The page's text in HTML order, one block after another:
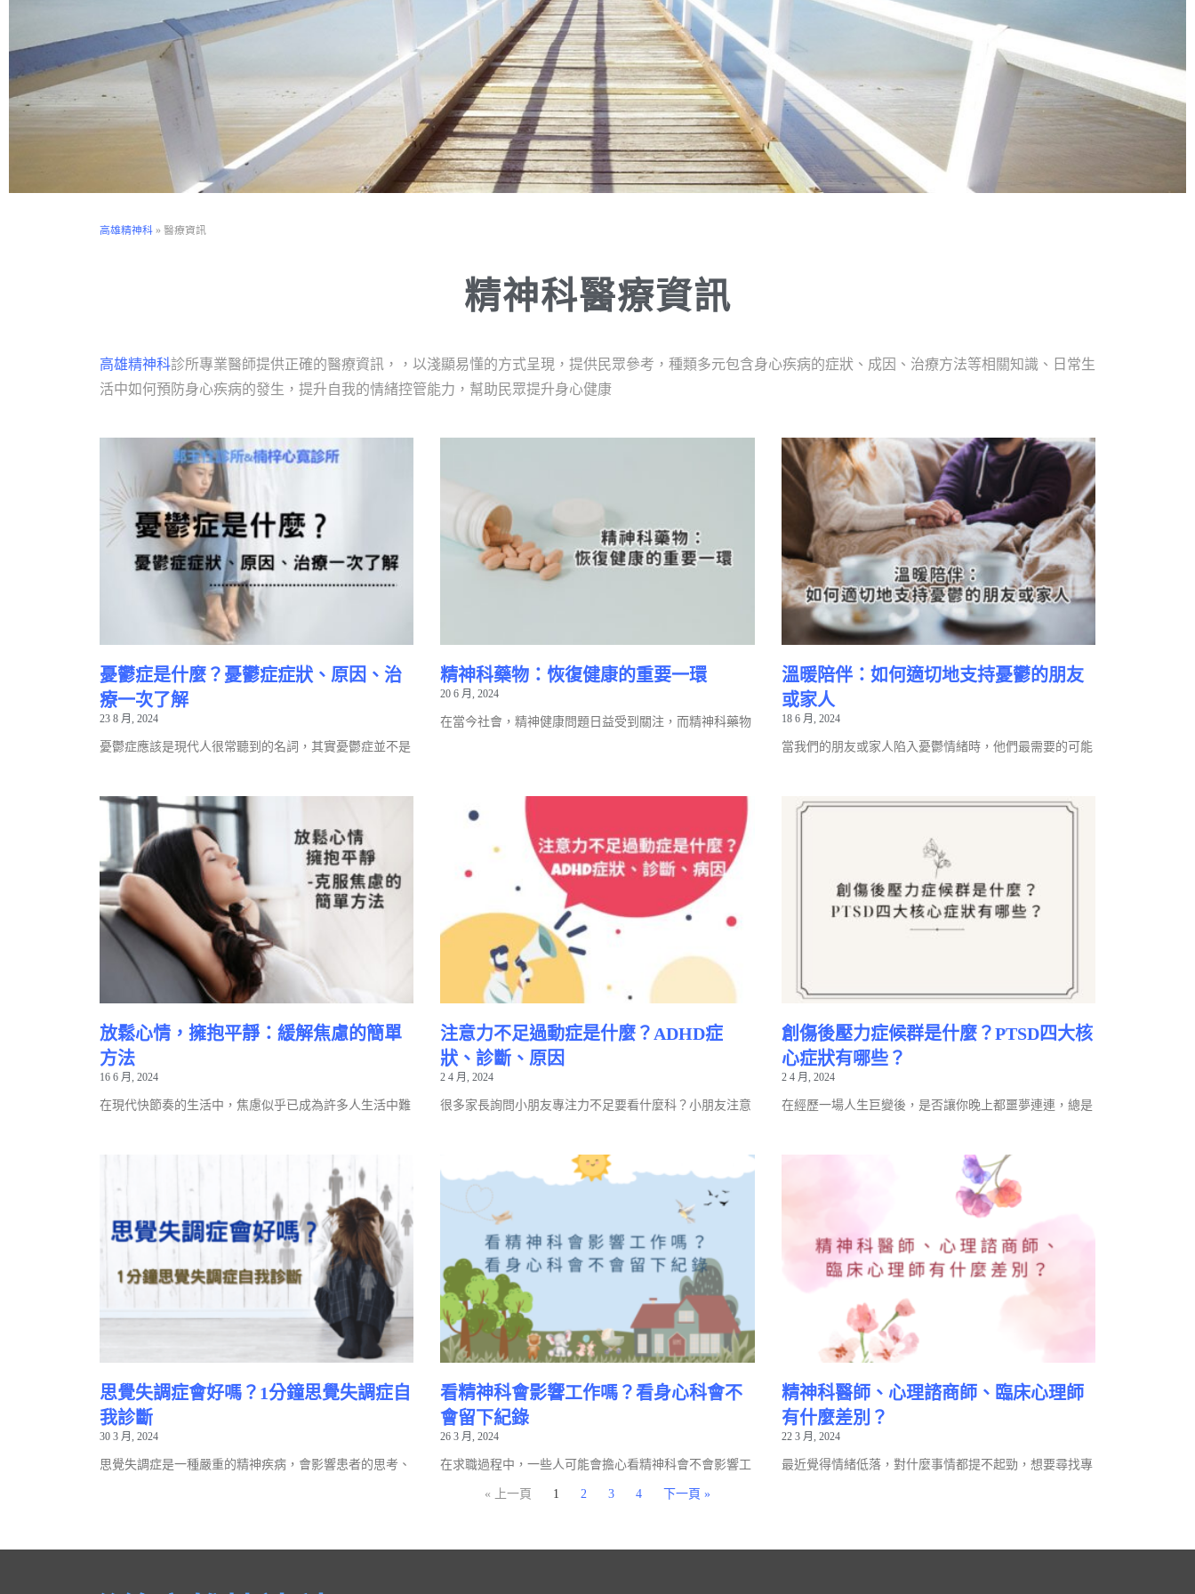
高雄精神科 » 醫療資訊
精神科醫療資訊
高雄精神科診所專業醫師提供正確的醫療資訊，，以淺顯易懂的方式呈現，提供民眾參考，種類多元包含身心疾病的症狀、成因、治療方法等相關知識、日常生
活中如何預防身心疾病的發生，提升自我的情緒控管能力，幫助民眾提升身心健康
憂鬱症是什麼？憂鬱症症狀、原因、治
療一次了解
23 8 月, 2024
憂鬱症應該是現代人很常聽到的名詞，其實憂鬱症並不是
精神科藥物：恢復健康的重要一環
20 6 月, 2024
在當今社會，精神健康問題日益受到關注，而精神科藥物
溫暖陪伴：如何適切地支持憂鬱的朋友
或家人
18 6 月, 2024
當我們的朋友或家人陷入憂鬱情緒時，他們最需要的可能
放鬆心情，擁抱平靜：緩解焦慮的簡單
方法
16 6 月, 2024
在現代快節奏的生活中，焦慮似乎已成為許多人生活中難
注意力不足過動症是什麼？ADHD症
狀、診斷、原因
2 4 月, 2024
很多家長詢問小朋友專注力不足要看什麼科？小朋友注意
創傷後壓力症候群是什麼？PTSD四大核
心症狀有哪些？
2 4 月, 2024
在經歷一場人生巨變後，是否讓你晚上都噩夢連連，總是
思覺失調症會好嗎？1分鐘思覺失調症自
我診斷
30 3 月, 2024
思覺失調症是一種嚴重的精神疾病，會影響患者的思考、
看精神科會影響工作嗎？看身心科會不
會留下紀錄
26 3 月, 2024
在求職過程中，一些人可能會擔心看精神科會不會影響工
精神科醫師、心理諮商師、臨床心理師
有什麼差別？
22 3 月, 2024
最近覺得情緒低落，對什麼事情都提不起勁，想要尋找專
« 上一頁 1 2 3 4 下一頁 »